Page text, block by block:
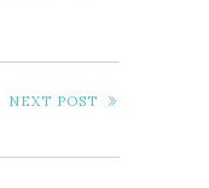
NEXT POST